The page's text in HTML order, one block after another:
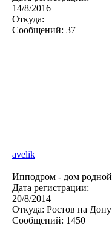
14/8/2016
Откуда:
Сообщений: 37
avelik
Ипподром - дом родной
Дата регистрации:
20/8/2014
Откуда: Ростов на Дону
Сообщений: 1450